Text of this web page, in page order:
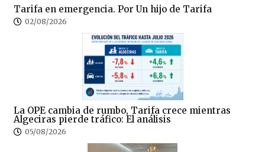
Tarifa en emergencia. Por Un hijo de Tarifa
02/08/2026
La OPE cambia de rumbo, Tarifa crece mientras
Algeciras pierde tráfico: El análisis
05/08/2026